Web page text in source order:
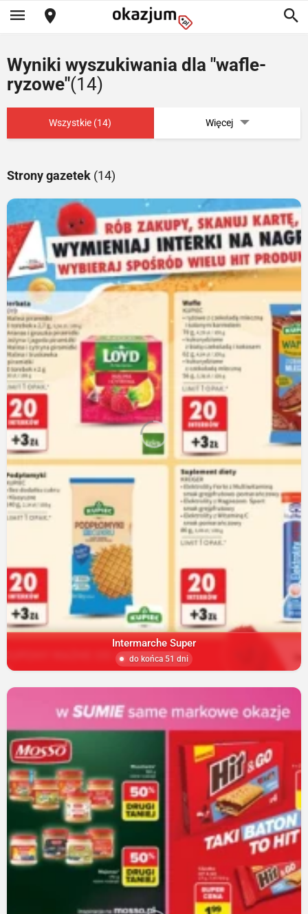
Wyniki wyszukiwania dla "wafle-
ryzowe"(14)
Wszystkie (14) Więcej
Strony gazetek (14)
Intermarche Super
do końca 51 dni